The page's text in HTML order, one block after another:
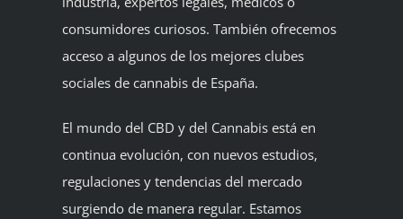
consumidores curiosos. También ofrecemos
acceso a algunos de los mejores clubes
sociales de cannabis de España.
El mundo del CBD y del Cannabis está en
continua evolución, con nuevos estudios,
regulaciones y tendencias del mercado
surgiendo de manera regular. Estamos